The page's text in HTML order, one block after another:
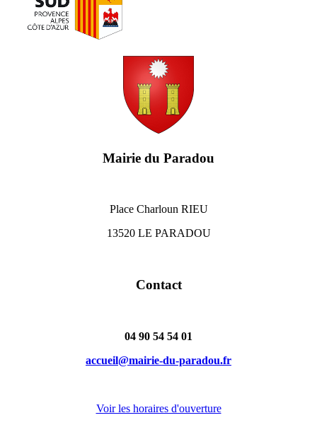
Mairie du Paradou
Place Charloun RIEU
13520 LE PARADOU
Contact
04 90 54 54 01
accueil@mairie-du-paradou.fr
Voir les horaires d'ouverture